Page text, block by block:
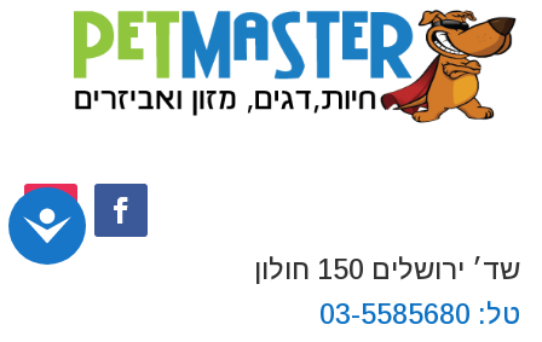
שד׳ ירושלים 150 חולון
טל: 03-5585680